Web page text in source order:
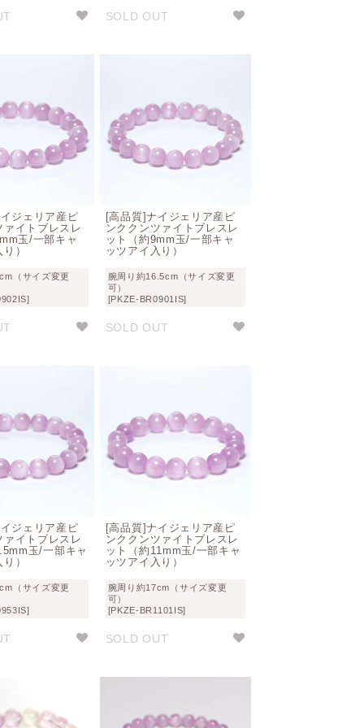
SOLD OUT
ジェリア産ピ
ァイトブレスレ
玉/一部キャ
）
（サイズ変更
[高品質]ナイジェリア産ピ
ンククンツァイトブレスレ
ット（約9mm玉/一部キャ
ッツアイ入り）
腕周り約16.5cm（サイズ変更
可）
[PKZE-BR0901IS]
SOLD OUT
ジェリア産ピ
ァイトブレスレ
玉/一部キャ
）
（サイズ変更
[高品質]ナイジェリア産ピ
ンククンツァイトブレスレ
ット（約11mm玉/一部キャ
ッツアイ入り）
腕周り約17cm（サイズ変更
可）
[PKZE-BR1101IS]
SOLD OUT